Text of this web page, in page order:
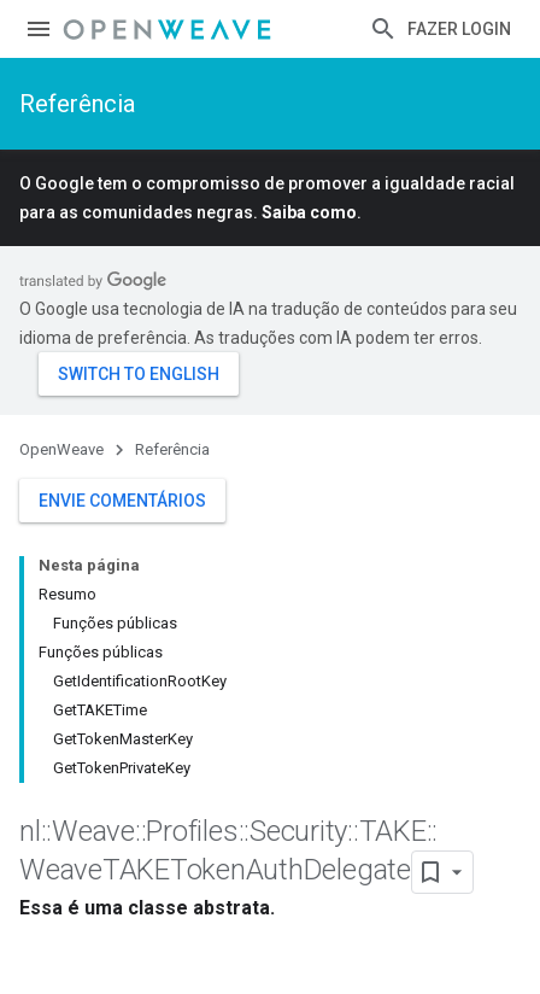
FAZER LOGIN
Referência
O Google tem o compromisso de promover a igualdade racial
para as comunidades negras. Saiba como.
O Google usa tecnologia de IA na tradução de conteúdos para seu
idioma de preferência. As traduções com IA podem ter erros.
OpenWeave Referência
ENVIE COMENTÁRIOS
Nesta página
Resumo
Funções públicas
Funções públicas
GetIdentificationRootKey
GetTAKETime
GetTokenMasterKey
GetTokenPrivateKey
nl ::Weave::Profiles::Security::TAKE::
WeaveTAKETokenAuthDelegate
Essa é uma classe abstrata.